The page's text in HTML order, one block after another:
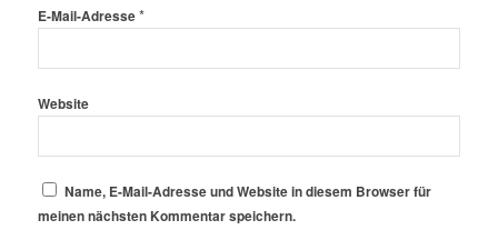
E-Mail-Adresse*
Website
Name, E-Mail-Adresse und Website in diesem Browser für
meinen nächsten Kommentar speichern.